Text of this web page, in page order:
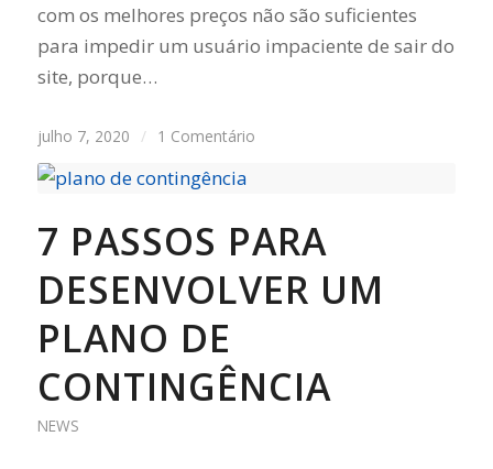
com os melhores preços não são suficientes
para impedir um usuário impaciente de sair do
site, porque…
julho 7, 2020 / 1 Comentário
7 PASSOS PARA
DESENVOLVER UM
PLANO DE
CONTINGÊNCIA
NEWS